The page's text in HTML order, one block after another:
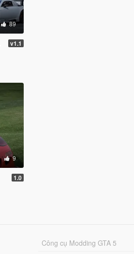
89
v1.1
9
1.0
Công cụ Modding GTA 5